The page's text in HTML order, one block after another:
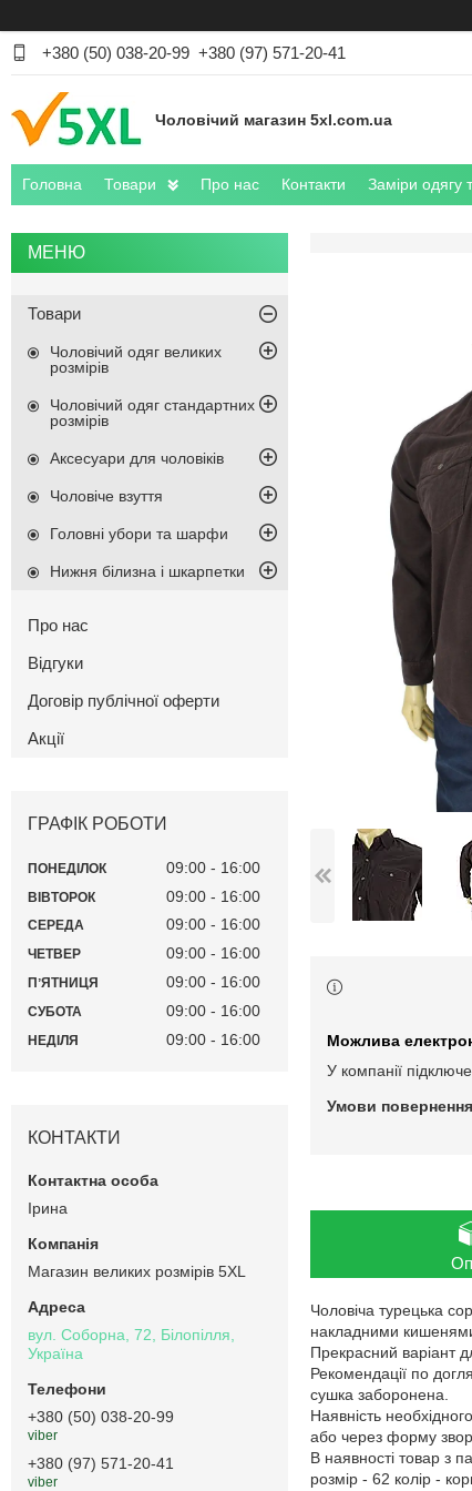
+380 (50) 038-20-99 +380 (97) 571-20-41
Чоловічий магазин 5xl.com.ua
Головна Товари Про нас Контакти Заміри одягу
У компанії
Чоловіча турецька
накладними кишенями
Прекрасний варіант
Рекомендації по
сушка заборонена.
Наявність
або через форму
В наявності товар з
розмір - 62 колір -
Товари
Чоловічий одяг великих
розмірів
Чоловічий одяг стандартних
розмірів
Аксесуари для чоловіків
Чоловіче взуття
Головні убори та шарфи
Нижня білизна і шкарпетки
Про нас
Відгуки
Договір публічної оферти
Акції
ГРАФІК РОБОТИ
ПОНЕДІЛОК 09:00 16:00
ВІВТОРОК 09:00 16:00
СЕРЕДА 09:00 16:00
ЧЕТВЕР 09:00 16:00
ПʼЯТНИЦЯ 09:00 16:00
СУБОТА 09:00 16:00
НЕДІЛЯ 09:00 16:00
КОНТАКТИ
Ірина
Магазин великих розмірів 5XL
вул. Соборна, 72, Білопілля,
Україна
+380 (50) 038-20-99
viber
+380 (97) 571-20-41
viber